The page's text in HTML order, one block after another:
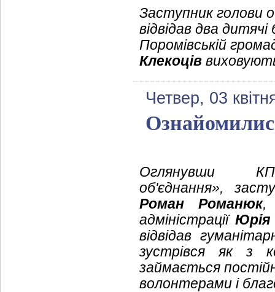
Заступник голови
відвідав два
Поромівській
Клекоців
Четвер, 03
Оглянувши КП
об'єднання»,
Роман Романюк,
адміністраціїЮрія
відвідав
зустрівся як з
займається
волонтерами і